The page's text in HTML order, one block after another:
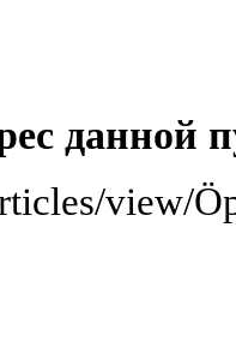
данной
view/